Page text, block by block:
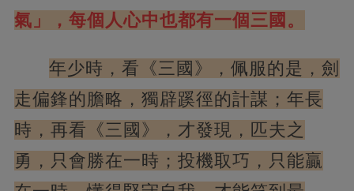
氣」，每個人心中也都有一個三國。
年少時，看《三國》，佩服的是，劍
走偏鋒的膽略，獨辟蹊徑的計謀；年長
時，再看《三國》， 才發現，匹夫之
勇，只會勝在一時；投機取巧，只能贏